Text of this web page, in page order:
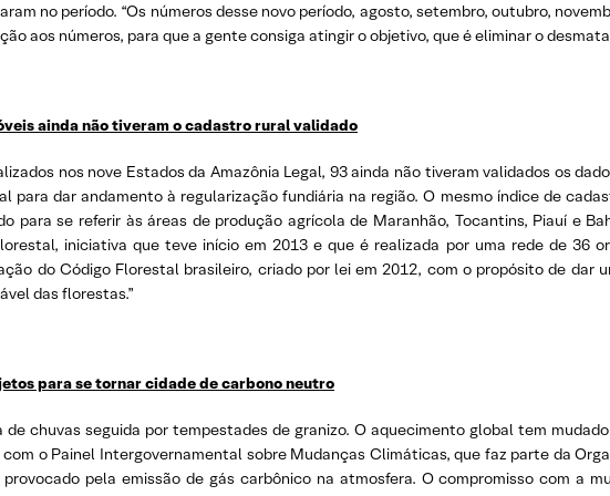
no período. “Os números desse novo período, agosto, setembro, outubro,
aos números, para que a gente consiga atingir o objetivo, que é eliminar o
ainda não tiveram o cadastro rural validado
nos nove Estados da Amazônia Legal, 93 ainda não tiveram validados os
para dar andamento à regularização fundiária na região. O mesmo índice de
para se referir às áreas de produção agrícola de Maranhão, Tocantins, Piauí e
iniciativa que teve início em 2013 e que é realizada por uma rede de 36
do Código Florestal brasileiro, criado por lei em 2012, com o propósito de dar
das florestas.”
para se tornar cidade de carbono neutro
de chuvas seguida por tempestades de granizo. O aquecimento global tem
o Painel Intergovernamental sobre Mudanças Climáticas, que faz parte da
pela emissão de gás carbônico na atmosfera. O compromisso com a